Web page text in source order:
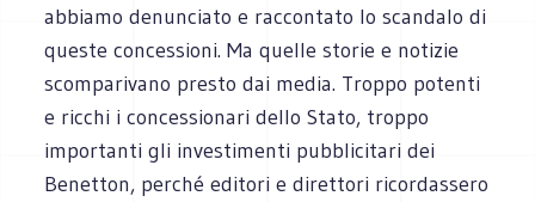
abbiamo denunciato e raccontato lo scandalo di
queste concessioni. Ma quelle storie e notizie
scomparivano presto dai media. Troppo potenti
e ricchi i concessionari dello Stato, troppo
importanti gli investimenti pubblicitari dei
Benetton, perché editori e direttori ricordassero